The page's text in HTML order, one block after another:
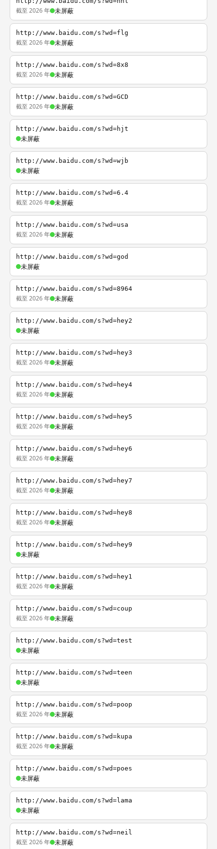
截至 2026 年 未屏蔽
http://www.baidu.com/s?wd=flg
截至 2026 年 未屏蔽
http://www.baidu.com/s?wd=8x8
截至 2026 年 未屏蔽
http://www.baidu.com/s?wd=GCD
截至 2026 年 未屏蔽
http://www.baidu.com/s?wd=hjt
未屏蔽
http://www.baidu.com/s?wd=wjb
未屏蔽
http://www.baidu.com/s?wd=6.4
截至 2026 年 未屏蔽
http://www.baidu.com/s?wd=usa
截至 2026 年 未屏蔽
http://www.baidu.com/s?wd=god
未屏蔽
http://www.baidu.com/s?wd=8964
截至 2026 年 未屏蔽
http://www.baidu.com/s?wd=hey2
未屏蔽
http://www.baidu.com/s?wd=hey3
截至 2026 年 未屏蔽
http://www.baidu.com/s?wd=hey4
截至 2026 年 未屏蔽
http://www.baidu.com/s?wd=hey5
截至 2026 年 未屏蔽
http://www.baidu.com/s?wd=hey6
截至 2026 年 未屏蔽
http://www.baidu.com/s?wd=hey7
截至 2026 年 未屏蔽
http://www.baidu.com/s?wd=hey8
截至 2026 年 未屏蔽
http://www.baidu.com/s?wd=hey9
未屏蔽
http://www.baidu.com/s?wd=hey1
截至 2026 年 未屏蔽
http://www.baidu.com/s?wd=coup
截至 2026 年 未屏蔽
http://www.baidu.com/s?wd=test
未屏蔽
http://www.baidu.com/s?wd=teen
未屏蔽
http://www.baidu.com/s?wd=poop
截至 2026 年 未屏蔽
http://www.baidu.com/s?wd=kupa
截至 2026 年 未屏蔽
http://www.baidu.com/s?wd=poes
未屏蔽
http://www.baidu.com/s?wd=lama
未屏蔽
http://www.baidu.com/s?wd=neil
截至 2026 年 未屏蔽